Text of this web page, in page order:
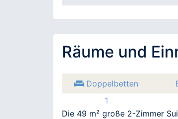
Räume und
Doppelbetten
1
Die 49 m² große 2-Zimmer